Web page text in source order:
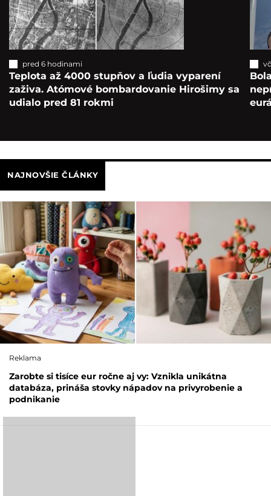
pred 6 hodinami
Teplota až 4000 stupňov a ľudia vyparení
zaživa. Atómové bombardovanie Hirošimy sa
udialo pred 81 rokmi
NAJNOVŠIE ČLÁNKY
Reklama
Zarobte si tisíce eur ročne aj vy: Vznikla unikátna
databáza, prináša stovky nápadov na privyrobenie a
podnikanie